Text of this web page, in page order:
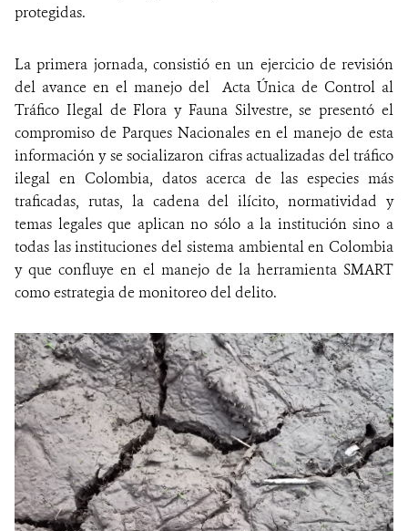
protegidas.
La primera jornada, consistió en un ejercicio de revisión
del avance en el manejo del Acta Única de Control al
Tráfico Ilegal de Flora y Fauna Silvestre, se presentó el
compromiso de Parques Nacionales en el manejo de esta
información y se socializaron cifras actualizadas del tráfico
ilegal en Colombia, datos acerca de las especies más
traficadas, rutas, la cadena del ilícito, normatividad y
temas legales que aplican no sólo a la institución sino a
todas las instituciones del sistema ambiental en Colombia
y que confluye en el manejo de la herramienta SMART
como estrategia de monitoreo del delito.